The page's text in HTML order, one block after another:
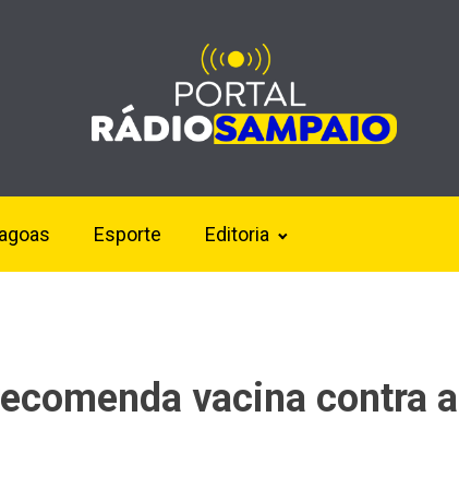
Esporte Editoria
vacina contra a